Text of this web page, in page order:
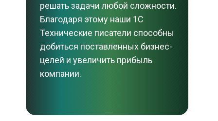
решать задачи любой сложности.
Благодаря этому наши 1С
Технические писатели способны
добиться поставленных бизнес-
целей и увеличить прибыль
компании.